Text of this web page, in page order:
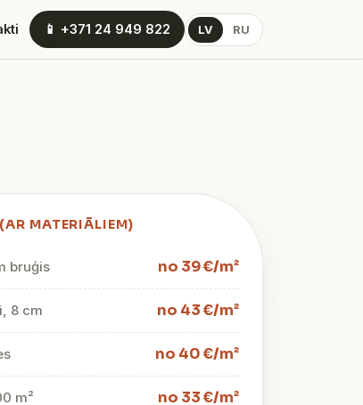
📱 +371 24 949 822 LV RU
MATERIĀLIEM)
bruģis no 39 €/m²
8 cm no 43 €/m²
no 40 €/m²
m² no 33 €/m²